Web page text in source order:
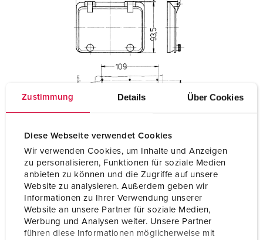
Zustimmung Details Über Cookies
Diese Webseite verwendet Cookies
Wir verwenden Cookies, um Inhalte und Anzeigen
zu personalisieren, Funktionen für soziale Medien
anbieten zu können und die Zugriffe auf unsere
Website zu analysieren. Außerdem geben wir
Informationen zu Ihrer Verwendung unserer
Website an unsere Partner für soziale Medien,
Werbung und Analysen weiter. Unsere Partner
führen diese Informationen möglicherweise mit